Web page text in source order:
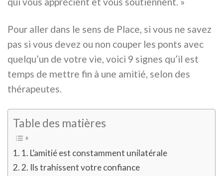
Pour aller dans le sens de Place, si vous ne savez
pas si vous devez ou non couper les ponts avec
quelqu’un de votre vie, voici 9 signes qu’il est
temps de mettre fin à une amitié, selon des
thérapeutes.
Table des matières
1. L’amitié est constamment unilatérale
2. Ils trahissent votre confiance